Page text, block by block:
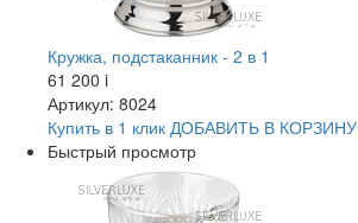
Кружка, подстаканник - 2 в 1
61 200 i
Артикул: 8024
Купить в 1 клик ДОБАВИТЬ В КОРЗИНУ
Быстрый просмотр